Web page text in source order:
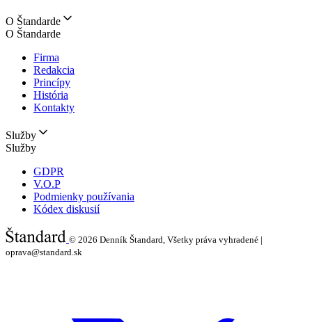
O Štandarde
O Štandarde
Firma
Redakcia
Princípy
História
Kontakty
Služby
Služby
GDPR
V.O.P
Podmienky používania
Kódex diskusií
© 2026 Denník Štandard, Všetky práva vyhradené |
oprava@standard.sk